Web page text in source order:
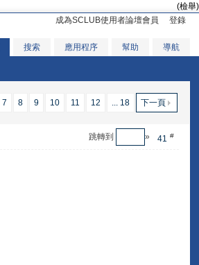
(檢舉)
成為SCLUB使用者論壇會員
登錄
搜索 應用程序 幫助 導航
7 8 9 10 11 12 ... 18 下一頁
41 #
跳轉到 »